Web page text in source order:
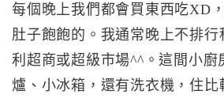
每個晚上我們都會買東西吃XD
肚子飽飽的。我通常晚上不排行
利超商或超級市場^^。這間小廚
爐、小冰箱，還有洗衣機，住